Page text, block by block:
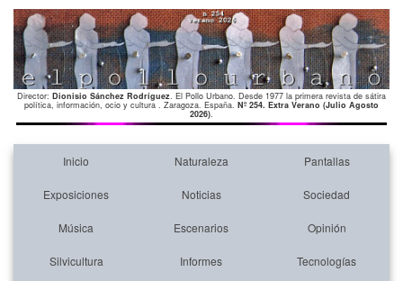
Director: Dionisio Sánchez Rodríguez. El Pollo Urbano. Desde 1977 la primera revista de sátira
política, información, ocio y cultura . Zaragoza. España. Nº 254. Extra Verano (Julio Agosto
2026).
Inicio Naturaleza Pantallas
Exposiciones Noticias Sociedad
Música Escenarios Opinión
Silvicultura Informes Tecnologías